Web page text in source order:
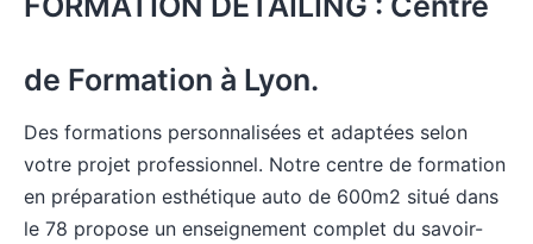
de Formation à Lyon.
Des formations personnalisées et adaptées selon
votre projet professionnel. Notre centre de formation
en préparation esthétique auto de 600m2 situé dans
le 78 propose un enseignement complet du savoir-